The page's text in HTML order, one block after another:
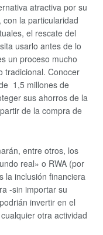
atractiva por su
la particularidad
el rescate del
usarlo antes de lo
un proceso mucho
tradicional. Conocer
1,5 millones de
sus ahorros de la
de la compra de
entre otros, los
real» o RWA (por
la inclusión financiera
-sin importar su
invertir en el
otra actividad